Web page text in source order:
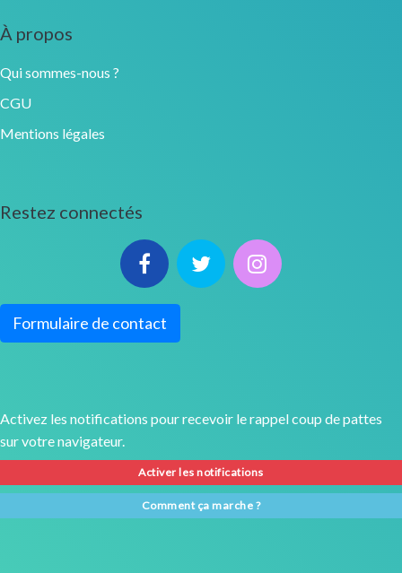
À propos
Qui sommes-nous ?
CGU
Mentions légales
Restez connectés
Formulaire de contact
Activez les notifications pour recevoir le rappel coup de pattes
sur votre navigateur.
Activer les notifications
Comment ça marche ?